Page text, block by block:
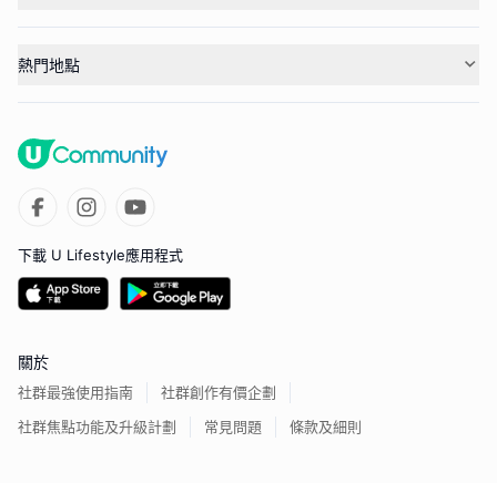
熱門地點
下載 U Lifestyle應用程式
關於
社群最強使用指南
社群創作有價企劃
社群焦點功能及升級計劃
常見問題 條款及細則